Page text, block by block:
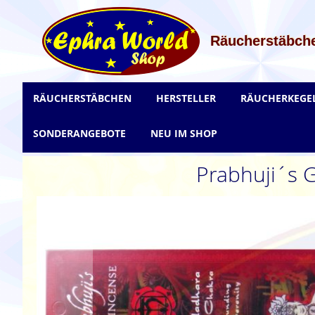
Inhalt
springen
Prabhuji´s
RÄUCHERSTÄBCHEN HERSTELLER
SONDERANGEBOTE NEU IM SHOP